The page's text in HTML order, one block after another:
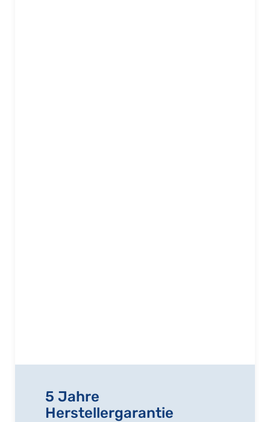
5 Jahre
Herstellergarantie